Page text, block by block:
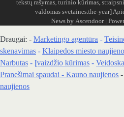
tekstų rašymas, turinio kūrimas,
valdomas svetaines.the-year]
News by Ascendoor|
Draugai: - Marketingo agentūra -
skenavimas - Klaipedos miesto
Narbutas - Įvaizdžio kūrimas -
Pranešimai spaudai - Kauno naujienos -
naujienos